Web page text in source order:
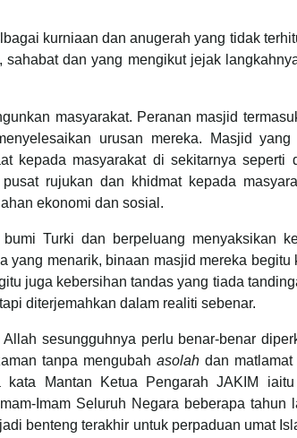
kurniaan dan anugerah yang tidak
dan yang mengikut jejak
masyarakat. Peranan masjid
urusan mereka. Masjid yang
kepada masyarakat di sekitarnya seperti
rujukan dan khidmat kepada
ekonomi dan sosial.
Turki dan berpeluang menyaksikan
yang menarik, binaan masjid mereka begitu
juga kebersihan tandas yang tiada
diterjemahkan dalam realiti sebenar.
sesungguhnya perlu benar-benar
tanpa mengubahasolah dan
Mantan Ketua Pengarah JAKIM
Imam Seluruh Negara beberapa tahun
benteng terakhir untuk perpaduan umat